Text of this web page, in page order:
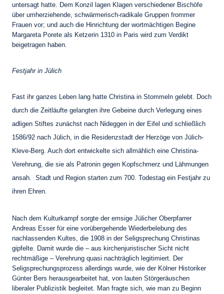
untersagt hatte. Dem Konzil lagen Klagen verschiedener Bischöfe
über umherziehende, schwärmerisch-radikale Gruppen frommer
Frauen vor; und auch die Hinrichtung der wortmächtigen Begine
Margareta Porete als Ketzerin 1310 in Paris wird zum Verdikt
beigetragen haben.
Festjahr in Jülich
Fast ihr ganzes Leben lang hatte Christina in Stommeln gelebt. Doch
durch die Zeitläufte gelangten ihre Gebeine durch Verlegung eines
adligen Stiftes zunächst nach Nideggen in der Eifel und schließlich
1586/92 nach Jülich, in die Residenzstadt der Herzöge von Jülich-
Kleve-Berg. Auch dort entwickelte sich allmählich eine Christina-
Verehrung, die sie als Patronin gegen Kopfschmerz und Lähmungen
ansah. Stadt und Region starten zum 700. Todestag ein Festjahr zu
ihren Ehren.
Nach dem Kulturkampf sorgte der emsige Jülicher Oberpfarrer
Andreas Esser für eine vorübergehende Wiederbelebung des
nachlassenden Kultes, die 1908 in der Seligsprechung Christinas
gipfelte. Damit wurde die – aus kirchenjuristischer Sicht nicht
rechtmäßige – Verehrung quasi nachträglich legitimiert. Der
Seligsprechungsprozess allerdings wurde, wie der Kölner Historiker
Günter Bers herausgearbeitet hat, von lauten Störgeräuschen
liberaler Publizistik begleitet. Man fragte sich, wie man zu Beginn